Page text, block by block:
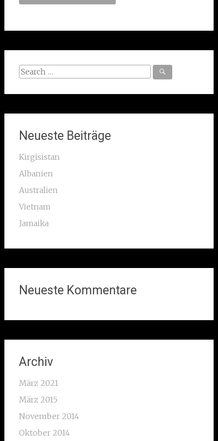
Search
Neueste Beiträge
Kirgisistan
Albanien
Australien
Vietnam
Jamaika
Neueste Kommentare
Archiv
März 2021
März 2015
November 2014
Oktober 2014